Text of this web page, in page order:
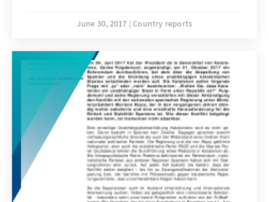
sociedad civil cubana emitieron una
siguientes líneas el texto de la declaración:
June 30, 2017 Country reports